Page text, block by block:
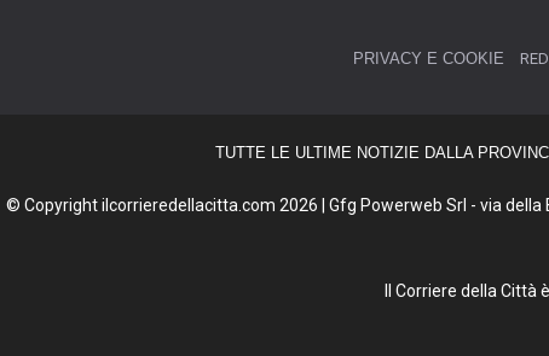
PRIVACY E COOKIE
TUTTE LE ULTIME NOTIZIE DALLA
© Copyright ilcorrieredellacitta.com 2026 | Gfg Powerweb Srl - via
Il Corriere della Città